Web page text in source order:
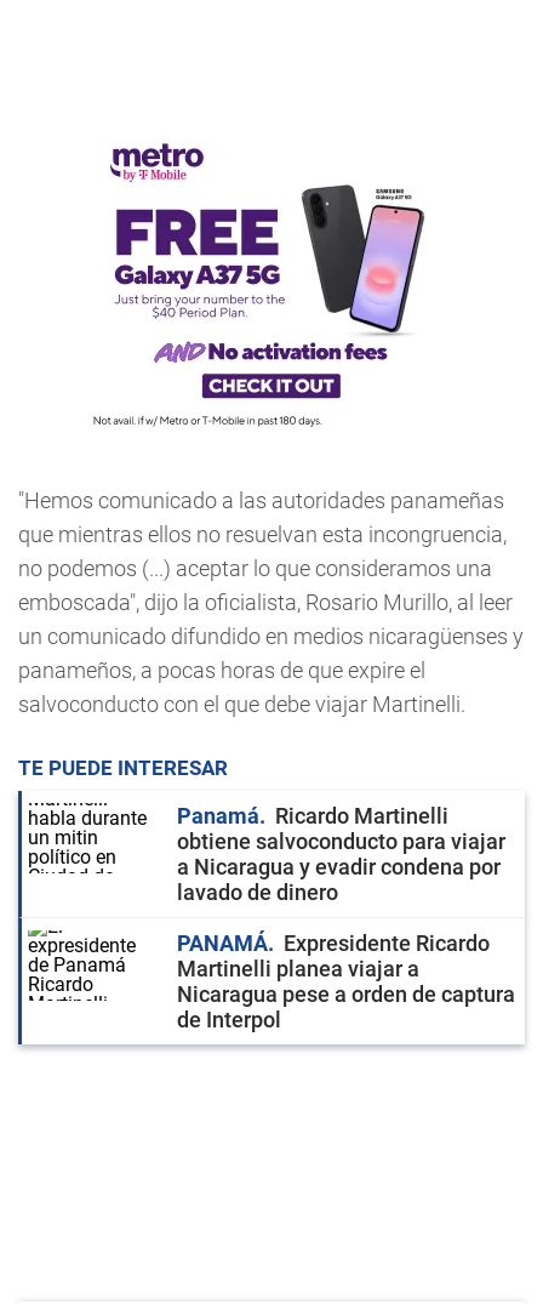
"Hemos comunicado a las autoridades panameñas
que mientras ellos no resuelvan esta incongruencia,
no podemos (...) aceptar lo que consideramos una
emboscada", dijo la oficialista, Rosario Murillo, al leer
un comunicado difundido en medios nicaragüenses y
panameños, a pocas horas de que expire el
salvoconducto con el que debe viajar Martinelli.
TE PUEDE INTERESAR
Panamá
Ricardo Martinelli
obtiene salvoconducto para viajar
a Nicaragua y evadir condena por
lavado de dinero
PANAMÁ
Expresidente Ricardo
Martinelli planea viajar a
Nicaragua pese a orden de captura
de Interpol